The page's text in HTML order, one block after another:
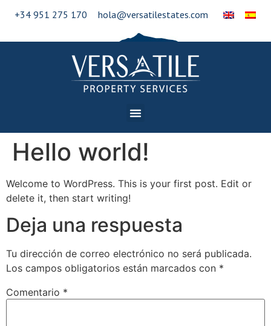
+34 951 275 170 hola@versatilestates.com
Hello world!
Welcome to WordPress. This is your first post. Edit or
delete it, then start writing!
Deja una respuesta
Tu dirección de correo electrónico no será publicada.
Los campos obligatorios están marcados con *
Comentario *